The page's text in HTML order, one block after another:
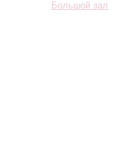
Большой зал